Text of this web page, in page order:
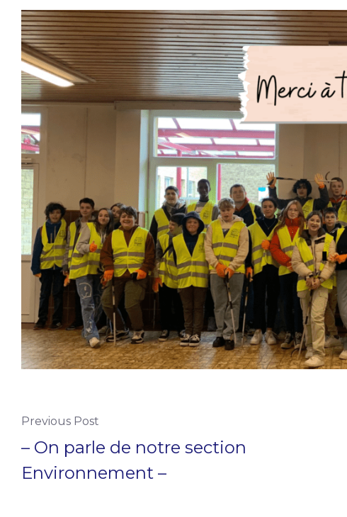
Previous Post
– On parle de notre section
Environnement –